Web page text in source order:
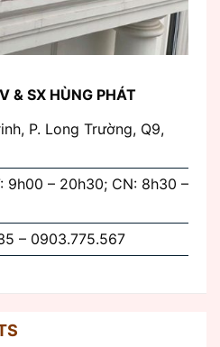
& SX HÙNG PHÁT
P. Long Trường, Q9,
9h00 – 20h30; CN: 8h30 –
– 0903.775.567